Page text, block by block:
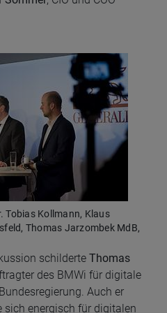
Tobias Kollmann, Klaus
Thomas Jarzombek MdB,
schilderte Thomas
des BMWi für digitale
Auch er
energisch für digitalen